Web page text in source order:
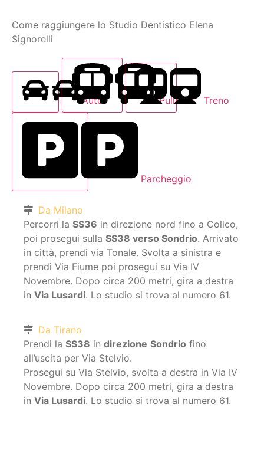
Come raggiungere lo Studio Dentistico Elena
Signorelli
Auto Pullman Treno
Parcheggio
Da Milano
Percorri la SS36 in direzione nord fino a Colico,
poi prosegui sulla SS38 verso Sondrio. Arrivato
in città, prendi via Tonale. Svolta a sinistra e
prendi Via Fiume poi prosegui su Via IV
Novembre. Dopo circa 200 metri, gira a destra
in Via Lusardi. Lo studio si trova al numero 61.
Da Tirano
Prendi la SS38 in direzione Sondrio fino
all’uscita per Via Stelvio.
Prosegui su Via Stelvio, svolta a destra in Via IV
Novembre. Dopo circa 200 metri, gira a destra
in Via Lusardi. Lo studio si trova al numero 61.